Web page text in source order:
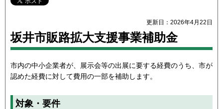
更新日：2026年4月22日
坂井市販路拡大支援事業補助金
市内の中小企業者が、展示会等の出展に要する経費のうち、市が
認めた経費に対して費用の一部を補助します。
対象・要件